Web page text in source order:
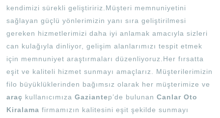
kendimizi sürekli geliştiririz.Müşteri memnuniyetini
sağlayan güçlü yönlerimizin yanı sıra geliştirilmesi
gereken hizmetlerimizi daha iyi anlamak amacıyla sizleri
can kulağıyla dinliyor, gelişim alanlarımızı tespit etmek
için memnuniyet araştırmaları düzenliyoruz.Her fırsatta
eşit ve kaliteli hizmet sunmayı amaçlarız. Müşterilerimizin
filo büyüklüklerinden bağımsız olarak her müşterimize ve
araç kullanıcımızaGaziantep’de bulunanCanlar Oto
Kiralama firmamızın kalitesini eşit şekilde sunmayı